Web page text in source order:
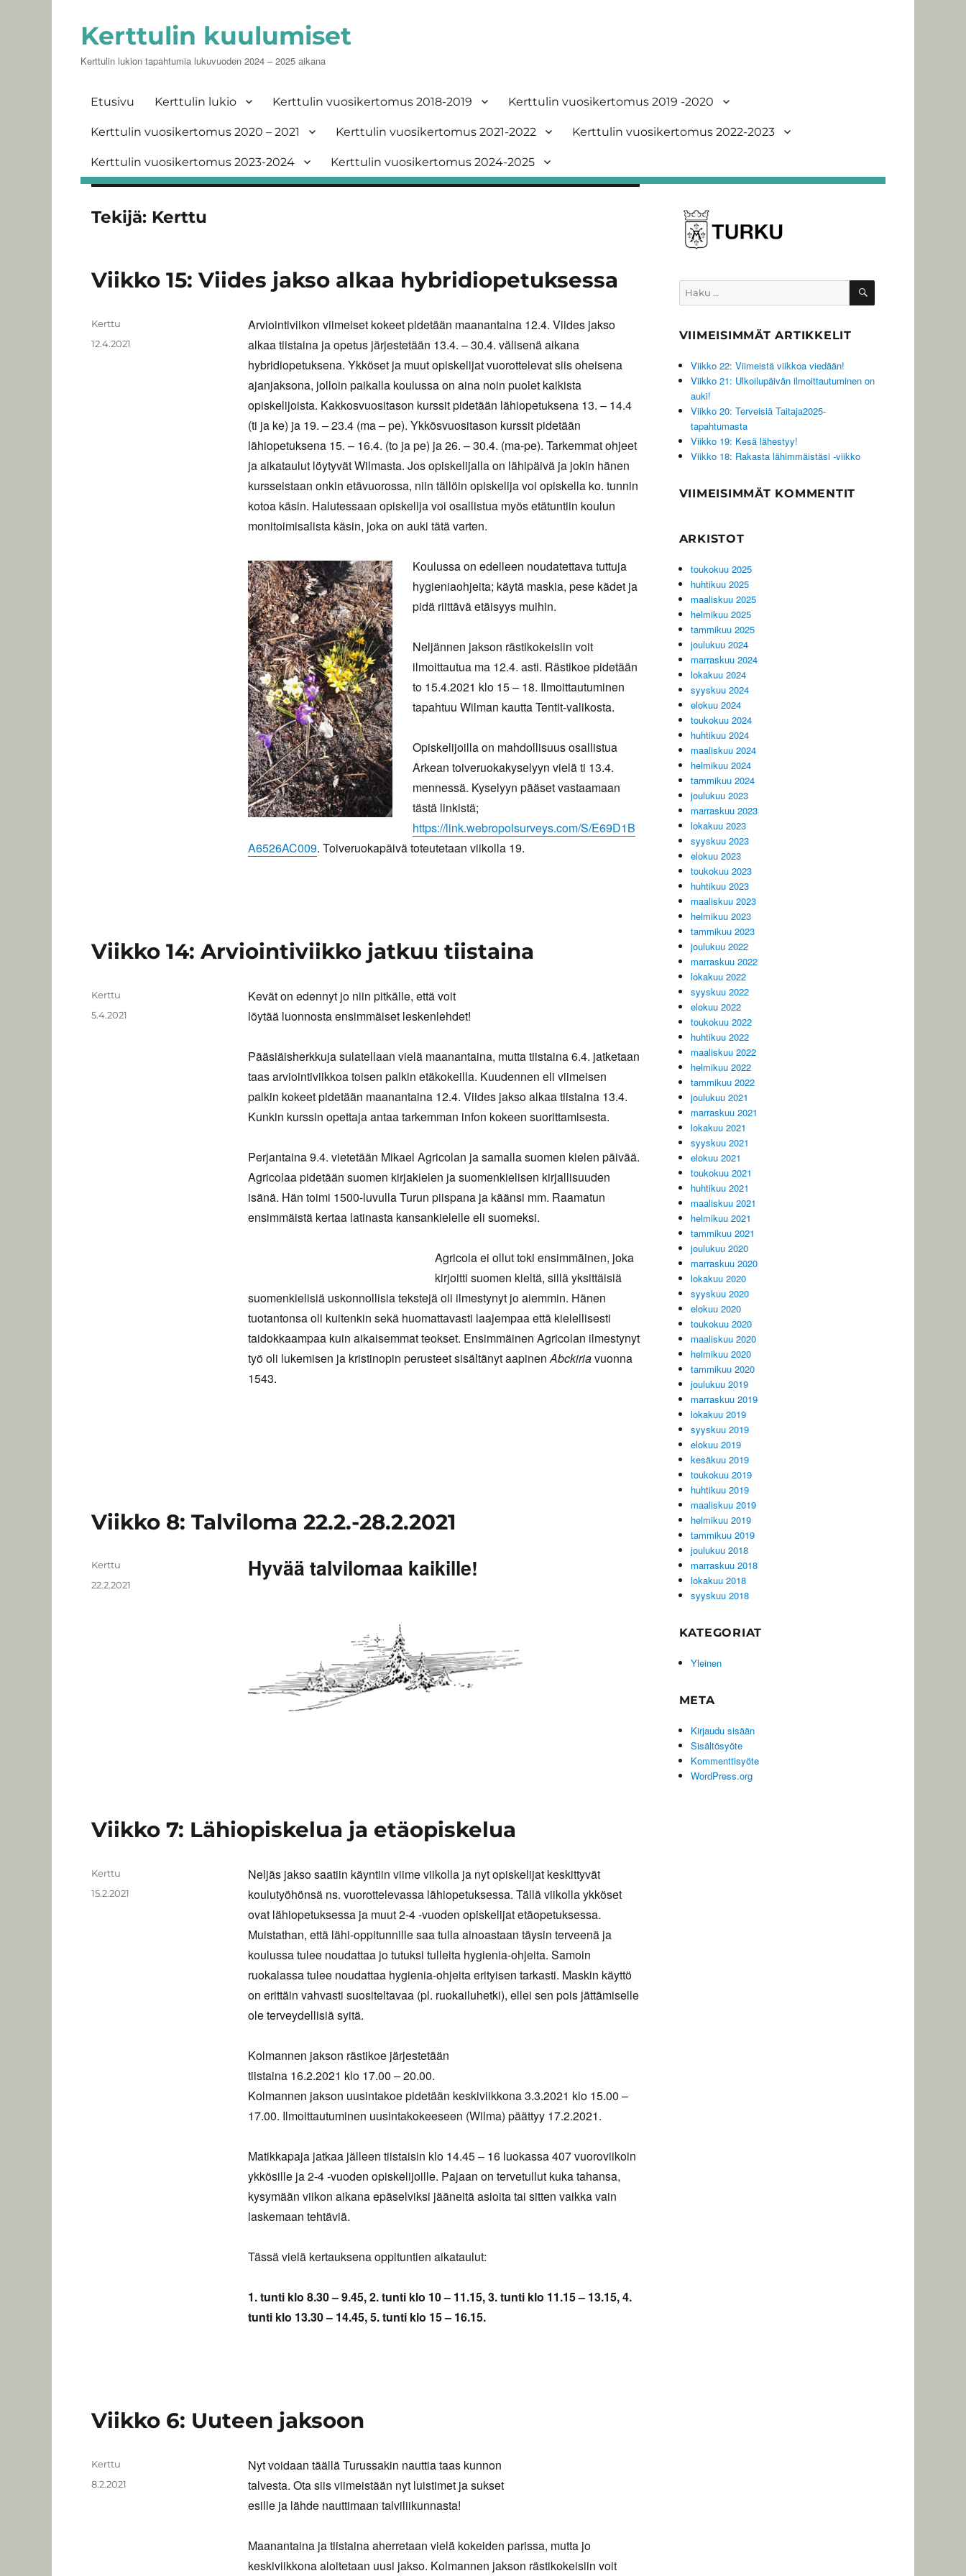
Kerttulin kuulumiset
Kerttulin lukion tapahtumia lukuvuoden 2024 – 2025 aikana
Etusivu Kerttulin lukio Kerttulin vuosikertomus 2018-2019 Kerttulin vuosikertomus 2019 -2020
Kerttulin vuosikertomus 2020 – 2021 Kerttulin vuosikertomus 2021-2022 Kerttulin vuosikertomus 2022-2023
Kerttulin vuosikertomus 2023-2024 Kerttulin vuosikertomus 2024-2025
Tekijä: Kerttu
Viikko 15: Viides jakso alkaa hybridiopetuksessa
Arviointiviikon viimeiset kokeet pidetään maanantaina 12.4. Viides jakso
alkaa tiistaina ja opetus järjestetään 13.4. – 30.4. välisenä aikana
hybridiopetuksena. Ykköset ja muut opiskelijat vuorottelevat siis oheisena
ajanjaksona, jolloin paikalla koulussa on aina noin puolet kaikista
opiskelijoista. Kakkosvuositason kurssit pidetään lähiopetuksena 13. – 14.4
(ti ja ke) ja 19. – 23.4 (ma – pe). Ykkösvuositason kurssit pidetään
lähiopetuksena 15. – 16.4. (to ja pe) ja 26. – 30.4. (ma-pe). Tarkemmat ohjeet
ja aikataulut löytyvät Wilmasta. Jos opiskelijalla on lähipäivä ja jokin hänen
kursseistaan onkin etävuorossa, niin tällöin opiskelija voi opiskella ko. tunnin
kotoa käsin. Halutessaan opiskelija voi osallistua myös etätuntiin koulun
monitoimisalista käsin, joka on auki tätä varten.
Koulussa on edelleen noudatettava tuttuja
hygieniaohjeita; käytä maskia, pese kädet ja
pidä riittävä etäisyys muihin.
Neljännen jakson rästikokeisiin voit
ilmoittautua ma 12.4. asti. Rästikoe pidetään
to 15.4.2021 klo 15 – 18. Ilmoittautuminen
tapahtuu Wilman kautta Tentit-valikosta.
Opiskelijoilla on mahdollisuus osallistua
Arkean toiveruokakyselyyn vielä ti 13.4.
mennessä. Kyselyyn pääset vastaamaan
tästä linkistä;
https://link.webropolsurveys.com/S/E69D1B
A6526AC009. Toiveruokapäivä toteutetaan viikolla 19.
Kirjoittaja
Kerttu
Julkaistu
12.4.2021
Viikko 14: Arviointiviikko jatkuu tiistaina
Kevät on edennyt jo niin pitkälle, että voit
löytää luonnosta ensimmäiset leskenlehdet!
Pääsiäisherkkuja sulatellaan vielä maanantaina, mutta tiistaina 6.4. jatketaan
taas arviointiviikkoa toisen palkin etäkokeilla. Kuudennen eli viimeisen
palkin kokeet pidetään maanantaina 12.4. Viides jakso alkaa tiistaina 13.4.
Kunkin kurssin opettaja antaa tarkemman infon kokeen suorittamisesta.
Perjantaina 9.4. vietetään Mikael Agricolan ja samalla suomen kielen päivää.
Agricolaa pidetään suomen kirjakielen ja suomenkielisen kirjallisuuden
isänä. Hän toimi 1500-luvulla Turun piispana ja käänsi mm. Raamatun
ensimmäistä kertaa latinasta kansankielelle eli suomeksi.
Agricola ei ollut toki ensimmäinen, joka
kirjoitti suomen kieltä, sillä yksittäisiä
suomenkielisiä uskonnollisia tekstejä oli ilmestynyt jo aiemmin. Hänen
tuotantonsa oli kuitenkin sekä huomattavasti laajempaa että kielellisesti
taidokkaampaa kuin aikaisemmat teokset. Ensimmäinen Agricolan ilmestynyt
työ oli lukemisen ja kristinopin perusteet sisältänyt aapinen Abckiriavuonna
1543.
Kirjoittaja
Kerttu
Julkaistu
5.4.2021
Viikko 8: Talviloma 22.2.-28.2.2021
Hyvää talvilomaa kaikille!
Kirjoittaja
Kerttu
Julkaistu
22.2.2021
Viikko 7: Lähiopiskelua ja etäopiskelua
Neljäs jakso saatiin käyntiin viime viikolla ja nyt opiskelijat keskittyvät
koulutyöhönsä ns. vuorottelevassa lähiopetuksessa. Tällä viikolla ykköset
ovat lähiopetuksessa ja muut 2-4 -vuoden opiskelijat etäopetuksessa.
Muistathan, että lähi-oppitunnille saa tulla ainoastaan täysin terveenä ja
koulussa tulee noudattaa jo tutuksi tulleita hygienia-ohjeita. Samoin
ruokalassa tulee noudattaa hygienia-ohjeita erityisen tarkasti. Maskin käyttö
on erittäin vahvasti suositeltavaa (pl. ruokailuhetki), ellei sen pois jättämiselle
ole terveydellisiä syitä.
Kolmannen jakson rästikoe järjestetään
tiistaina 16.2.2021 klo 17.00 – 20.00.
Kolmannen jakson uusintakoe pidetään keskiviikkona 3.3.2021 klo 15.00 –
17.00. Ilmoittautuminen uusintakokeeseen (Wilma) päättyy 17.2.2021.
Matikkapaja jatkaa jälleen tiistaisin klo 14.45 – 16 luokassa 407 vuoroviikoin
ykkösille ja 2-4 -vuoden opiskelijoille. Pajaan on tervetullut kuka tahansa,
kysymään viikon aikana epäselviksi jääneitä asioita tai sitten vaikka vain
laskemaan tehtäviä.
Tässä vielä kertauksena oppituntien aikataulut:
1. tunti klo 8.30 – 9.45, 2. tunti klo 10 – 11.15, 3. tunti klo 11.15 – 13.15, 4.
tunti klo 13.30 – 14.45, 5. tunti klo 15 – 16.15.
Kirjoittaja
Kerttu
Julkaistu
15.2.2021
Viikko 6: Uuteen jaksoon
Nyt voidaan täällä Turussakin nauttia taas kunnon
talvesta. Ota siis viimeistään nyt luistimet ja sukset
esille ja lähde nauttimaan talviliikunnasta!
Maanantaina ja tiistaina aherretaan vielä kokeiden parissa, mutta jo
keskiviikkona aloitetaan uusi jakso. Kolmannen jakson rästikokeisiin voit
Kirjoittaja
Kerttu
Julkaistu
8.2.2021
Etsi: HAKU
VIIMEISIMMÄT ARTIKKELIT
Viikko 22: Viimeistä viikkoa viedään!
Viikko 21: Ulkoilupäivän ilmoittautuminen on
auki!
Viikko 20: Terveisiä Taitaja2025-
tapahtumasta
Viikko 19: Kesä lähestyy!
Viikko 18: Rakasta lähimmäistäsi -viikko
VIIMEISIMMÄT KOMMENTIT
ARKISTOT
toukokuu 2025
huhtikuu 2025
maaliskuu 2025
helmikuu 2025
tammikuu 2025
joulukuu 2024
marraskuu 2024
lokakuu 2024
syyskuu 2024
elokuu 2024
toukokuu 2024
huhtikuu 2024
maaliskuu 2024
helmikuu 2024
tammikuu 2024
joulukuu 2023
marraskuu 2023
lokakuu 2023
syyskuu 2023
elokuu 2023
toukokuu 2023
huhtikuu 2023
maaliskuu 2023
helmikuu 2023
tammikuu 2023
joulukuu 2022
marraskuu 2022
lokakuu 2022
syyskuu 2022
elokuu 2022
toukokuu 2022
huhtikuu 2022
maaliskuu 2022
helmikuu 2022
tammikuu 2022
joulukuu 2021
marraskuu 2021
lokakuu 2021
syyskuu 2021
elokuu 2021
toukokuu 2021
huhtikuu 2021
maaliskuu 2021
helmikuu 2021
tammikuu 2021
joulukuu 2020
marraskuu 2020
lokakuu 2020
syyskuu 2020
elokuu 2020
toukokuu 2020
maaliskuu 2020
helmikuu 2020
tammikuu 2020
joulukuu 2019
marraskuu 2019
lokakuu 2019
syyskuu 2019
elokuu 2019
kesäkuu 2019
toukokuu 2019
huhtikuu 2019
maaliskuu 2019
helmikuu 2019
tammikuu 2019
joulukuu 2018
marraskuu 2018
lokakuu 2018
syyskuu 2018
KATEGORIAT
Yleinen
META
Kirjaudu sisään
Sisältösyöte
Kommenttisyöte
WordPress.org